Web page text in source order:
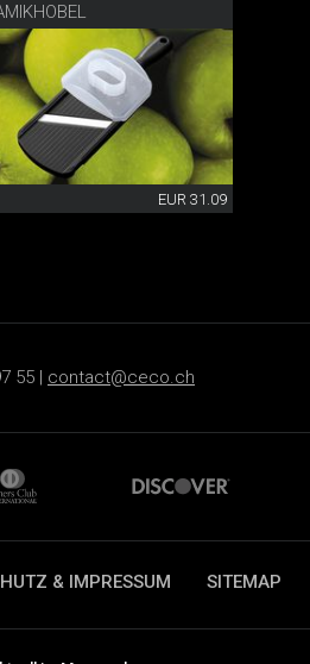
EUR 31.09
55 | contact@ceco.ch
& IMPRESSUM SITEMAP